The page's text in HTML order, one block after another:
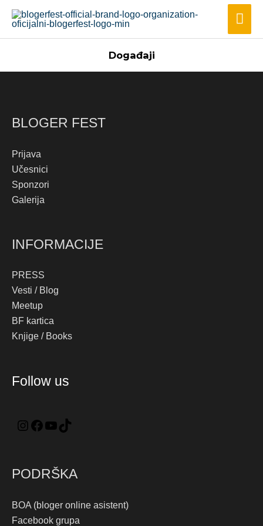
Пређи
садржај
Događaji
BLOGER FEST
Prijava
Učesnici
Sponzori
Galerija
INFORMACIJE
PRESS
Vesti / Blog
Meetup
BF kartica
Knjige / Books
Follow us
Instagram
Facebook
YouTube
PODRŠKA
BOA (bloger online asistent)
Facebook grupa